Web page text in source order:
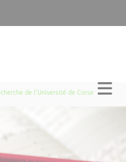
de l'Université de Corse